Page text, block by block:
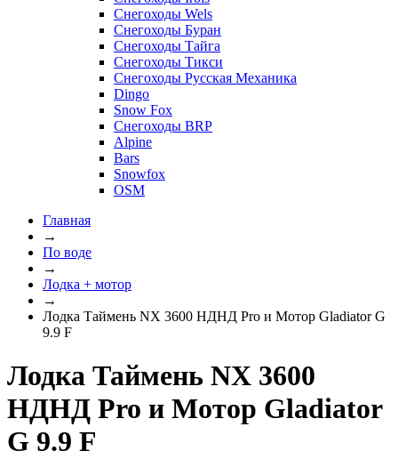
Снегоходы Wels
Снегоходы Буран
Снегоходы Тайга
Снегоходы Тикси
Снегоходы Русская Механика
Dingo
Snow Fox
Снегоходы BRP
Alpine
Bars
Snowfox
OSM
Главная
→
По воде
→
Лодка + мотор
→
Лодка Таймень NX 3600 НДНД Pro и Мотор Gladiator G
9.9 F
Лодка Таймень NX 3600
НДНД Pro и Мотор Gladiator
G 9.9 F